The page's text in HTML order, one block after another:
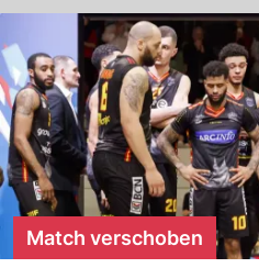
Match verschoben